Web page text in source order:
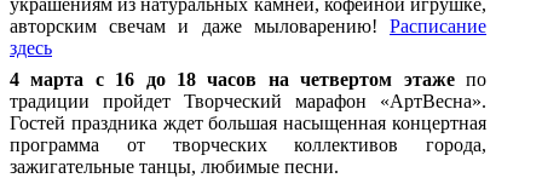
авторским свечам и даже мыловарению! Расписание
здесь
4 марта с 16 до 18 часов на четвертом этаже по
традиции пройдет Творческий марафон «АртВесна».
Гостей праздника ждет большая насыщенная концертная
программа от творческих коллективов города,
зажигательные танцы, любимые песни.